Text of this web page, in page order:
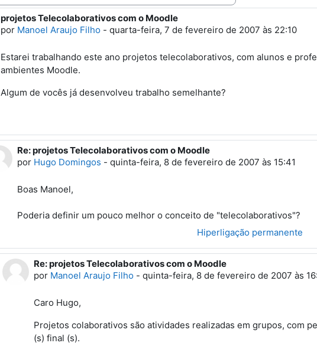
projetos Telecolaborativos com o Moodle
por Manoel Araujo Filho - quarta-feira, 7 de fevereiro de 2007 às 22:10
Número de respostas: 4
Estarei trabalhando este ano projetos telecolaborativos, com alunos e
ambientes Moodle.
Algum de vocês já desenvolveu trabalho semelhante?
Em resposta a 'Manoel Araujo Filho'
Re: projetos Telecolaborativos com o Moodle
por Hugo Domingos -quinta-feira, 8 de fevereiro de 2007 às 15:41
Boas Manoel,
Poderia definir um pouco melhor o conceito de "telecolaborativos"?
Hiperligação permanente
Em resposta a 'Hugo Domingos'
Re: projetos Telecolaborativos com o Moodle
por Manoel Araujo Filho -quinta-feira, 8 de fevereiro de 2007 às
Caro Hugo,
Projetos colaborativos são atividades realizadas em grupos, com
(s) final (s).